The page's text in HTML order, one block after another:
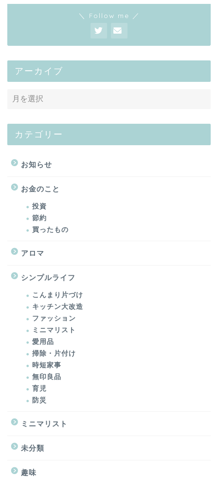
＼ Follow me ／
アーカイブ
カテゴリー
お知らせ
お金のこと
投資
節約
買ったもの
アロマ
シンプルライフ
こんまり片づけ
キッチン大改造
ファッション
ミニマリスト
愛用品
掃除・片付け
時短家事
無印良品
育児
防災
ミニマリスト
未分類
趣味